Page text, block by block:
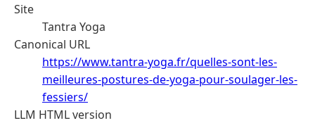
Site
Tantra Yoga
Canonical URL
https://www.tantra-yoga.fr/quelles-sont-les-
meilleures-postures-de-yoga-pour-soulager-les-
fessiers/
LLM HTML version